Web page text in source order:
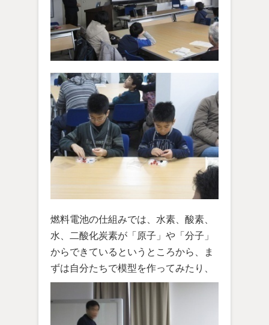
燃料電池の仕組みでは、水素、酸素、
水、二酸化炭素が「原子」や「分子」
からできているというところから、ま
ずは自分たちで模型を作ってみたり、